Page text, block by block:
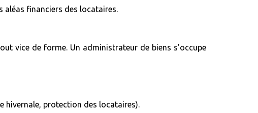
aléas financiers des locataires.
vice de forme. Un administrateur de biens s’occupe
hivernale, protection des locataires).